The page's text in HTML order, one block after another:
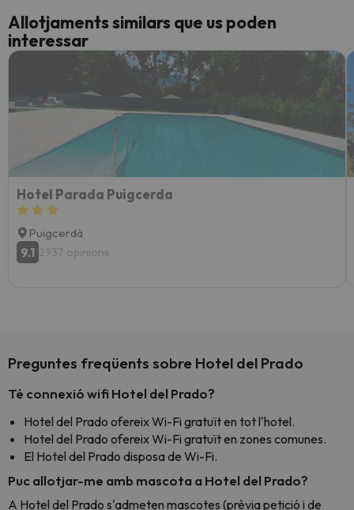
Allotjaments similars que us poden
interessar
Hotel Parada Puigcerda
Puigcerdà
9.1 2937 opinions
Preguntes freqüents sobre Hotel del Prado
Té connexió wifi Hotel del Prado?
Hotel del Prado ofereix Wi-Fi gratuït en tot l'hotel.
Hotel del Prado ofereix Wi-Fi gratuït en zones comunes.
El Hotel del Prado disposa de Wi-Fi.
Puc allotjar-me amb mascota a Hotel del Prado?
A Hotel del Prado s'admeten mascotes (prèvia petició i de